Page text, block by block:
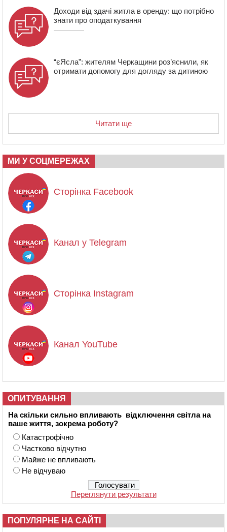
Доходи від здачі житла в оренду: що потрібно
знати про оподаткування
“єЯсла”: жителям Черкащини роз’яснили, як
отримати допомогу для догляду за дитиною
Читати ще
МИ У СОЦМЕРЕЖАХ
Сторінка Facebook
Канал у Telegram
Сторінка Instagram
Канал YouTube
ОПИТУВАННЯ
На скільки сильно впливають відключення світла на
ваше життя, зокрема роботу?
Катастрофічно
Частково відчутно
Майже не впливають
Не відчуваю
Переглянути результати
ПОПУЛЯРНЕ НА САЙТІ